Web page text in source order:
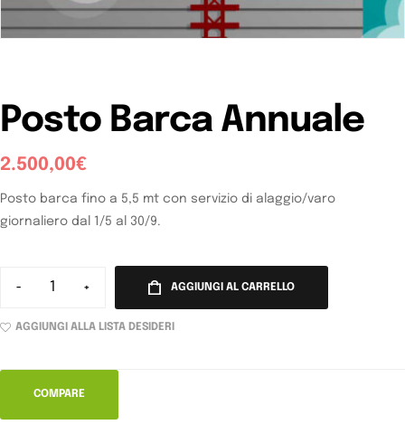
Posto Barca Annuale
2.500,00€
Posto barca fino a 5,5 mt con servizio di alaggio/varo
giornaliero dal 1/5 al 30/9.
- + AGGIUNGI AL CARRELLO
AGGIUNGI ALLA LISTA DESIDERI
COMPARE